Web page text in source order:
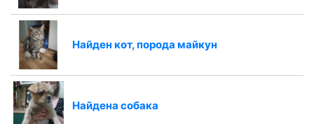
Найден кот, порода майкун
Найдена собака